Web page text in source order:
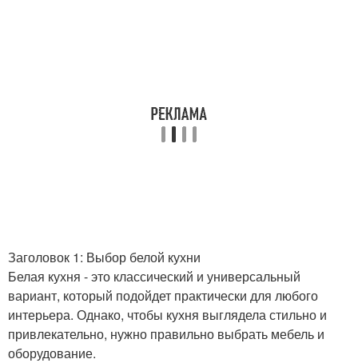
Заголовок 1: Выбор белой кухни
Белая кухня - это классический и универсальный
вариант, который подойдет практически для любого
интерьера. Однако, чтобы кухня выглядела стильно и
привлекательно, нужно правильно выбрать мебель и
оборудование.